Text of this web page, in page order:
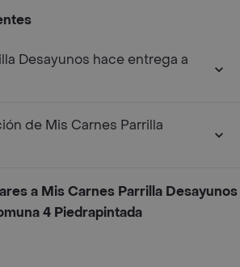
Desayunos hace entrega a
de Mis Carnes Parrilla
a Mis Carnes Parrilla Desayunos
4 Piedrapintada